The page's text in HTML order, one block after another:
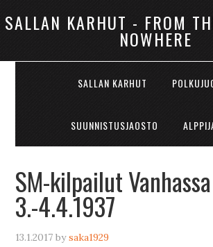
SALLAN KARHUT - FROM
NOWHERE
SALLAN KARHUT
SUUNNISTUSJAOSTO
SM-kilpailut
3.-4.4.1937
13.1.2017 bysaka1929